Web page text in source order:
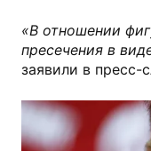
«В отношении
пресечения в
заявили в